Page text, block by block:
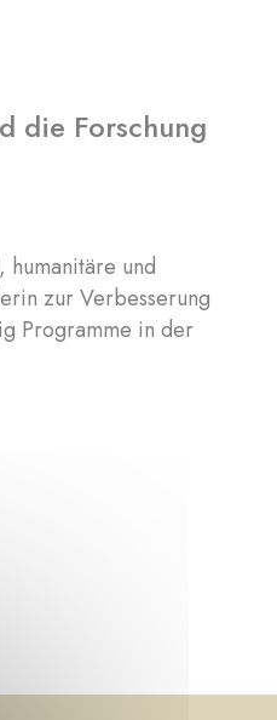
die Forschung
und
zur Verbesserung
Programme in der